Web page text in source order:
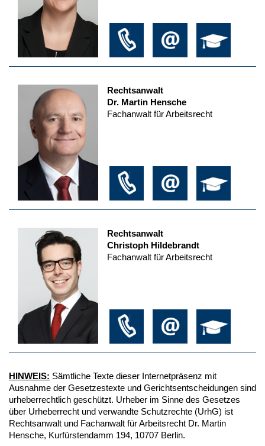
Rechtsanwalt
Dr. Martin Hensche
Fachanwalt für Arbeitsrecht
Rechtsanwalt
Christoph Hildebrandt
Fachanwalt für Arbeitsrecht
HINWEIS: Sämtliche Texte dieser Internetpräsenz mit
Ausnahme der Gesetzestexte und Gerichtsentscheidungen sind
urheberrechtlich geschützt. Urheber im Sinne des Gesetzes
über Urheberrecht und verwandte Schutzrechte (UrhG) ist
Rechtsanwalt und Fachanwalt für Arbeitsrecht Dr. Martin
Hensche, Kurfürstendamm 194, 10707 Berlin.